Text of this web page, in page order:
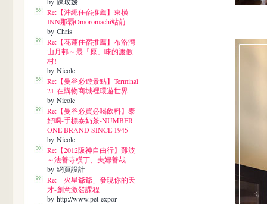
Re:【沖繩住宿推薦】東橫
INN那覇Omoromachi站前
by Chris
Re:【花蓮住宿推薦】布洛灣
山月邨～最「原」味的渡假
村!
by Nicole
Re:【曼谷必遊景點】Terminal
21-在購物商城裡環遊世界
by Nicole
Re:【曼谷必買必喝飲料】泰
好喝-手標泰奶茶-NUMBER
ONE BRAND SINCE 1945
by Nicole
Re:【2012阪神自由行】難波
～法善寺橫丁、夫婦善哉
by 網頁設計
Re:「火星爺爺」發現你的天
才-創意激發課程
by http://www.pet-expor